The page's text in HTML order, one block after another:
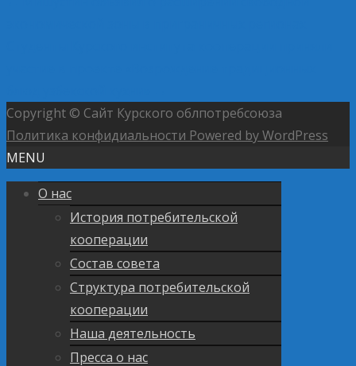
Copyright © Сайт Курского облпотребсоюза
Политика конфидиальности Powered by WordPress
MENU
О нас
История потребительской
кооперации
Состав совета
Структура потребительской
кооперации
Наша деятельность
Пресса о нас